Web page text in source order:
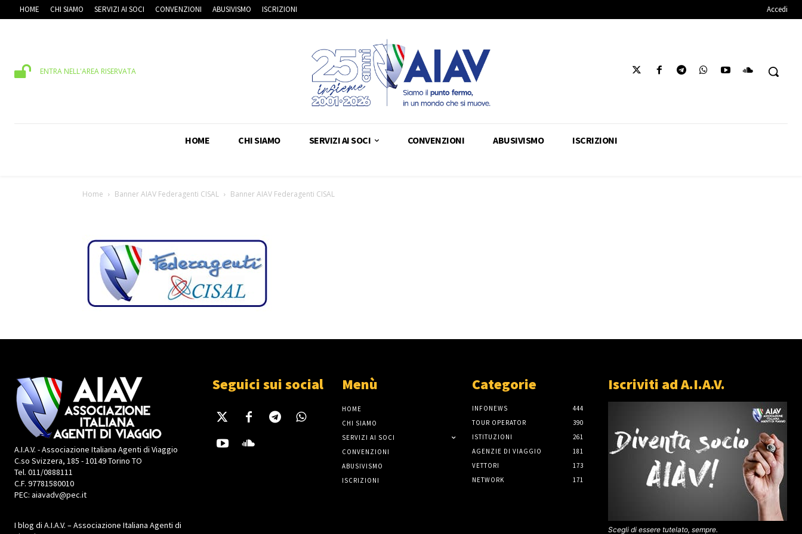
HOME CHI SIAMO SERVIZI AI SOCI CONVENZIONI ABUSIVISMO ISCRIZIONI Accedi
ENTRA NELL'AREA RISERVATA
HOME CHI SIAMO SERVIZI AI SOCI CONVENZIONI ABUSIVISMO ISCRIZIONI
Home Banner AIAV Federagenti CISAL Banner AIAV Federagenti CISAL
A.I.A.V. - Associazione Italiana Agenti di Viaggio
C.so Svizzera, 185 - 10149 Torino TO
Tel. 011/0888111
C.F. 97781580010
PEC: aiavadv@pec.it
I blog di A.I.A.V. – Associazione Italiana Agenti di
Seguici sui social Menù
HOME
CHI SIAMO
SERVIZI AI SOCI
CONVENZIONI
ABUSIVISMO
ISCRIZIONI
Categorie
INFONEWS
444
TOUR OPERATOR
390
ISTITUZIONI
261
AGENZIE DI VIAGGIO
181
VETTORI
173
NETWORK
171
Iscriviti ad A.I.A.V.
Scegli di essere tutelato, sempre.